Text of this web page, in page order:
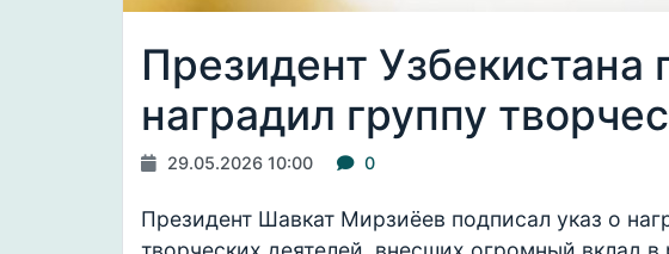
Президент Узбекистана
наградил группу
29.05.2026 10:00 0
Президент Шавкат Мирзиёев подписал указ о